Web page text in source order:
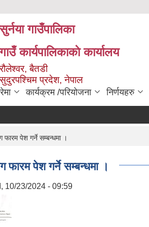
सुर्नया गाउँपालिका
गाउँ कार्यपालिकाकाे कार्यालय
रौलेश्वर, बैतडी
सुदुरपश्चिम प्रदेश, नेपाल
कार्यक्रम /परियोजना निर्णयहरु
फारम पेश गर्ने सम्बन्धमा ।
फारम पेश गर्ने सम्बन्धमा ।
10/23/2024 - 09:59